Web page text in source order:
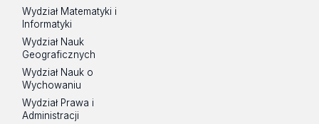
Wydział Matematyki i
Informatyki
Wydział Nauk
Geograficznych
Wydział Nauk o
Wychowaniu
Wydział Prawa i
Administracji